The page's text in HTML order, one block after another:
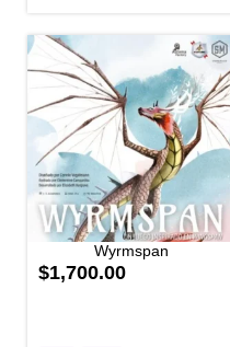
Wyrmspan
$1,700.00